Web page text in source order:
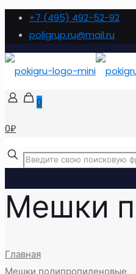
+7 (495) 492-52-92
poligrup.ru@mail.ru
0
0₽
Мешки
Главная
Мешки полипропиленовые